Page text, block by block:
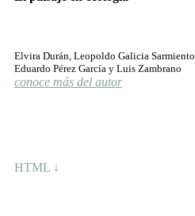
Elvira Durán, Leopoldo Galicia Sarmiento,
Eduardo Pérez García y Luis Zambrano
conoce más del autor
HTML ↓